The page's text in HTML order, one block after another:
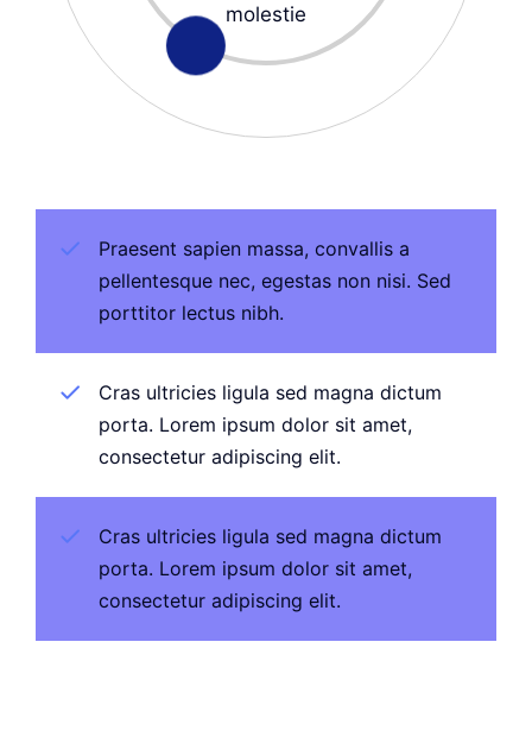
molestie
Praesent sapien massa, convallis a
pellentesque nec, egestas non nisi. Sed
porttitor lectus nibh.
Cras ultricies ligula sed magna dictum
porta. Lorem ipsum dolor sit amet,
consectetur adipiscing elit.
Cras ultricies ligula sed magna dictum
porta. Lorem ipsum dolor sit amet,
consectetur adipiscing elit.